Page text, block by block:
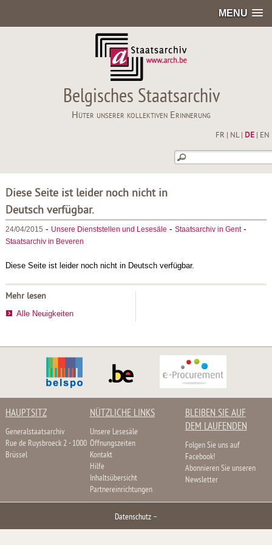
MENU
Belgisches Staatsarchiv
Hüter unserer kollektiven Erinnerung
FR NL| DE| EN
Diese Seite ist leider noch nicht in
Deutsch verfügbar.
24/04/2015 - Unsere Dienststellen und Lesesäle - Staatsarchiv in Gent-
Staatsarchiv in Beveren
Diese Seite ist leider noch nicht in Deutsch verfügbar.
Mehr lesen
Alle Neuigkeiten
HAUPTSITZ
Generalstaatsarchiv
Rue de Ruysbroeck 2 - 1000
Brüssel
NÜTZLICHE LINKS
Unsere Lesesäle
Öffnungszeiten
Kontakt
Hilfe
Inhaltsübersicht
Partnereinrichtungen
BLEIBEN SIE AUF
DEM LAUFENDEN
Folgen Sie uns auf
Facebook!
Abonnieren Sie unseren
Newsletter
Datenschutz –